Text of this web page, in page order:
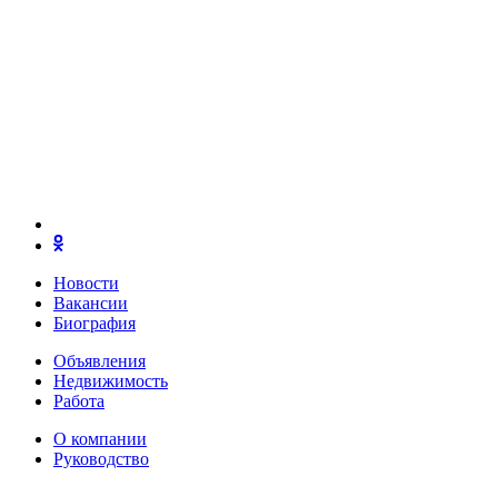
Новости
Вакансии
Биография
Объявления
Недвижимость
Работа
О компании
Руководство